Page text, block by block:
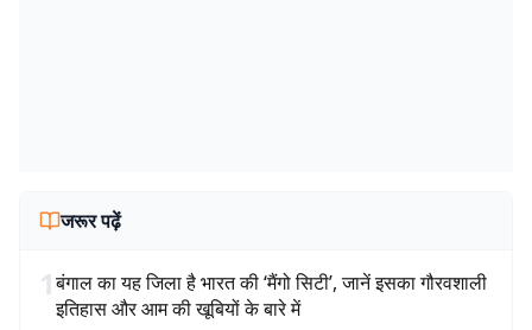
जरूर पढ़ें
1बंगाल का यह जिला है भारत की ‘मैंगो सिटी’, जानें इसका गौरवशाली
इतिहास और आम की खूबियों के बारे में